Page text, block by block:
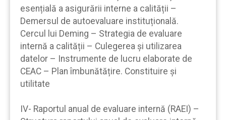
esențială a asigurării interne a calității –
Demersul de autoevaluare instituțională.
Cercul lui Deming – Strategia de evaluare
internă a calității – Culegerea și utilizarea
datelor – Instrumente de lucru elaborate de
CEAC – Plan îmbunătățire. Constituire și
utilitate
IV- Raportul anual de evaluare internă (RAEI) –